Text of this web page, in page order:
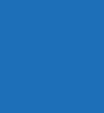
tanır. Özellikle
çocukların
ürünlerdir.
Seçenekleri:
kadar geniş
piyasadaki en son